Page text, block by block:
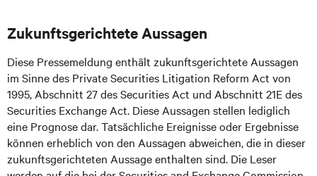
Zukunftsgerichtete Aussagen
Diese Pressemeldung enthält zukunftsgerichtete Aussagen
im Sinne des Private Securities Litigation Reform Act von
1995, Abschnitt 27 des Securities Act und Abschnitt 21E des
Securities Exchange Act. Diese Aussagen stellen lediglich
eine Prognose dar. Tatsächliche Ereignisse oder Ergebnisse
können erheblich von den Aussagen abweichen, die in dieser
zukunftsgerichteten Aussage enthalten sind. Die Leser